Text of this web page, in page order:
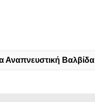
Αναπνευστική Βαλβίδα